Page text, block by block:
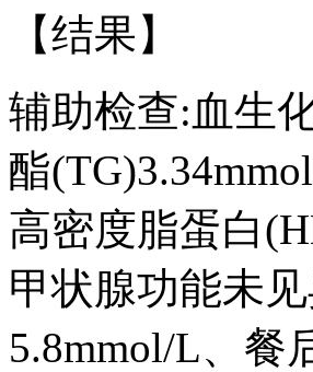
【结果】
辅助检查:血生
酯
高密度脂蛋白
甲状腺功能未
5.8mmol/L、餐